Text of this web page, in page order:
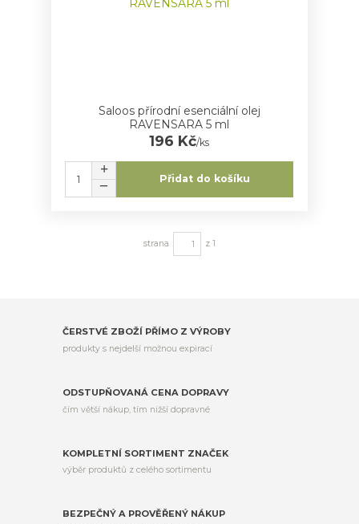
Saloos přírodní esenciální olej
RAVENSARA 5 ml
196 Kč/ks
Přidat do košíku
strana z 1
ČERSTVÉ ZBOŽÍ PŘÍMO Z VÝROBY
produkty s nejdelší možnou expirací
ODSTUPŇOVANÁ CENA DOPRAVY
čím větší nákup, tím nižší dopravné
KOMPLETNÍ SORTIMENT ZNAČEK
výběr produktů z celého sortimentu
BEZPEČNÝ A PROVĚŘENÝ NÁKUP